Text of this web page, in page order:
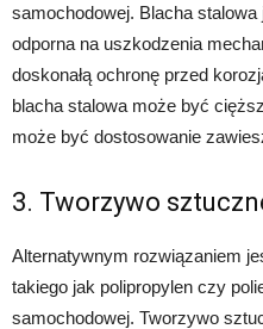
samochodowej. Blacha
odporna na uszkodzenia
doskonałą ochronę przed
blacha stalowa może być
może być dostosowanie
3. Tworzywo
Alternatywnym rozwiązaniem
takiego jak polipropylen czy
samochodowej. Tworzywo